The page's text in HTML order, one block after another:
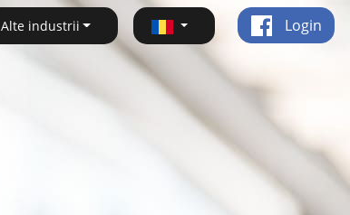
Alte industrii Login